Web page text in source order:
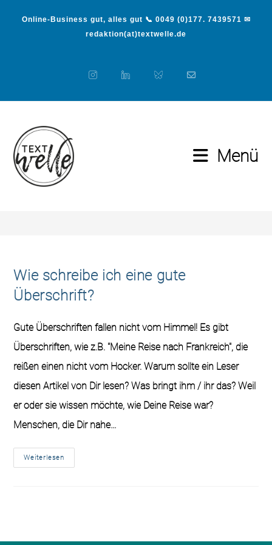
Online-Business gut, alles gut 📞 0049 (0)177. 7439571 ✉
redaktion(at)textwelle.de
Menü
gute Überschriften
Wie schreibe ich eine gute
Überschrift?
Gute Überschriften fallen nicht vom Himmel! Es gibt
Überschriften, wie z.B. "Meine Reise nach Frankreich", die
reißen einen nicht vom Hocker. Warum sollte ein Leser
diesen Artikel von Dir lesen? Was bringt ihm / ihr das? Weil
er oder sie wissen möchte, wie Deine Reise war?
Menschen, die Dir nahe…
Weiterlesen